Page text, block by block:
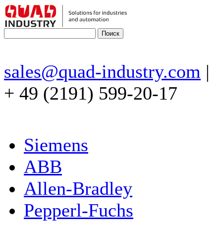
sales@quad-industry.com |
+ 49 (2191) 599-20-17
Siemens
ABB
Allen-Bradley
Pepperl-Fuchs